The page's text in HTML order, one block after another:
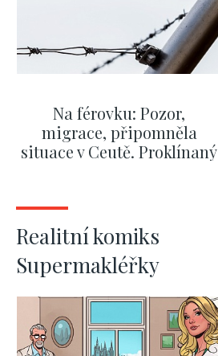
Na férovku: Pozor,
migrace, připomněla
situace v Ceutě. Proklínaný
Okamurova videa
Realitní komiks
Supermakléřky